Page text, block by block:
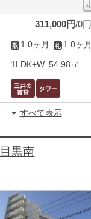
311,000円 0円
1.0ヶ月 1.0ヶ月
1LDK+W 54.98㎡
すべて表示
黒南